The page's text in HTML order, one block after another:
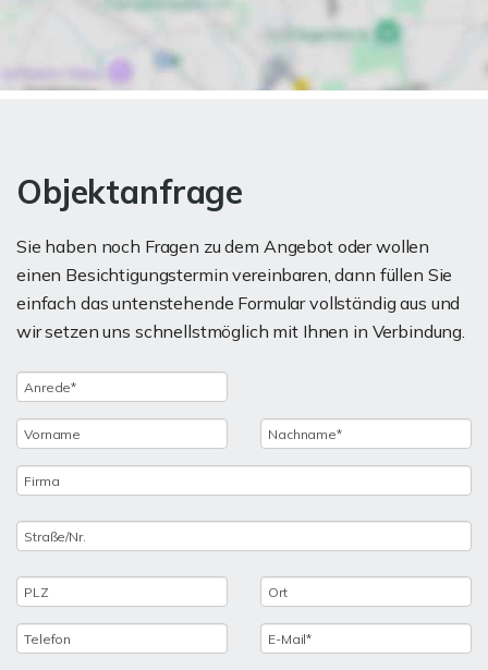
Objektanfrage
Sie haben noch Fragen zu dem Angebot oder wollen
einen Besichtigungstermin vereinbaren, dann füllen Sie
einfach das untenstehende Formular vollständig aus und
wir setzen uns schnellstmöglich mit Ihnen in Verbindung.